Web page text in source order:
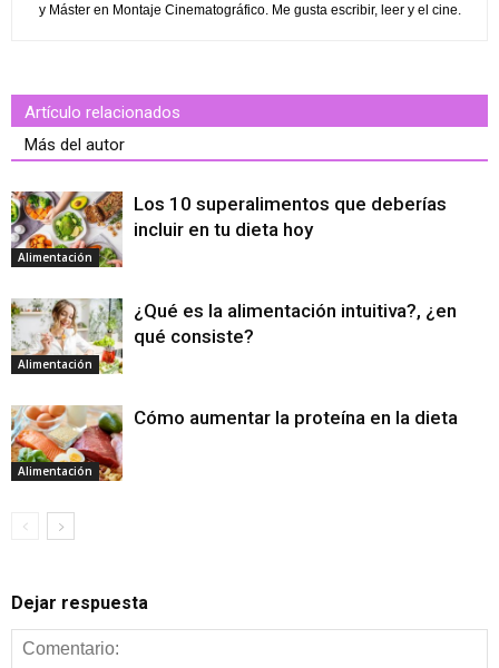
y Máster en Montaje Cinematográfico. Me gusta escribir, leer y el cine.
Artículo relacionados
Más del autor
Alimentación
Los 10 superalimentos que deberías
incluir en tu dieta hoy
Alimentación
¿Qué es la alimentación intuitiva?, ¿en
qué consiste?
Alimentación
Cómo aumentar la proteína en la dieta
Dejar respuesta